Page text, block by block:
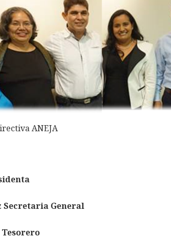
ANEJA
Secretaria General
Tesorero